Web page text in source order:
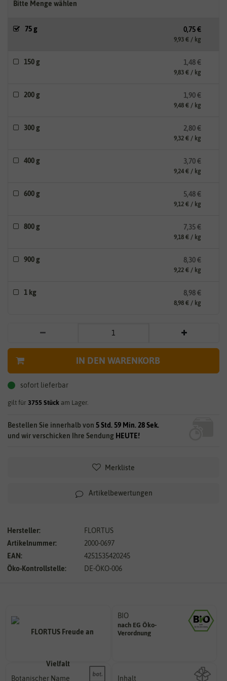
Bitte Menge wählen
75 g 0,75 €
9,93 € / kg
150 g 1,48 €
9,83 € / kg
200 g 1,90 €
9,48 € / kg
300 g 2,80 €
9,32 € / kg
400 g 3,70 €
9,24 € / kg
600 g 5,48 €
9,12 € / kg
800 g 7,35 €
9,18 € / kg
900 g 8,30 €
9,22 € / kg
1 kg 8,98 €
8,98 € / kg
IN DEN WARENKORB
sofort lieferbar
gilt für 3755 Stück am Lager.
Bestellen Sie innerhalb von 5 Std. 59 Min. 27 Sek.
und wir verschicken Ihre Sendung HEUTE!
Merkliste
Artikelbewertungen
Hersteller:
FLORTUS
Artikelnummer:
2000-0697
EAN:
4251535420245
Öko-Kontrollstelle:
DE-ÖKO-006
BIO
nach EG Öko-
Verordnung
den Richtlinien der biologischen
Landwirtschaft arbeiten.
Inhalt
Botanischer Name